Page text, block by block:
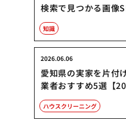
検索で見つかる画像
知識
愛知県の実家を片付
業者おすすめ5選【
2026.06.06
ハウスクリーニング